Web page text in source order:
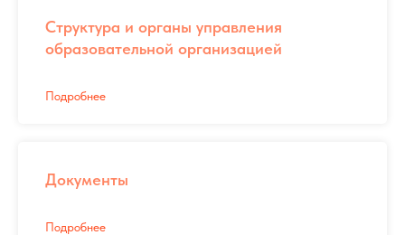
Структура и органы управления
образовательной организацией
Подробнее
Документы
Подробнее